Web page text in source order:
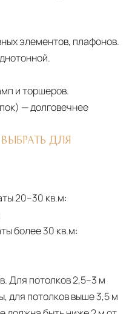
элементов, плафонов.
и торшеров.
— долговечнее
ДЛЯ
20–30 кв.м:
более 30 кв.м:
Для потолков 2,5–3 м
для потолков выше 3,5 м